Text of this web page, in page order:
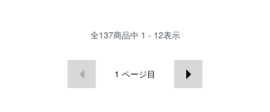
全137商品中 1 - 12表示
1 ページ目